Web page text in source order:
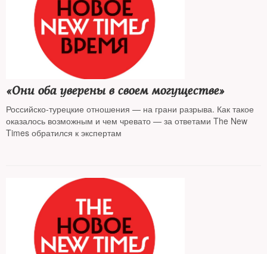
«Они оба уверены в своем могуществе»
Российско-турецкие отношения — на грани разрыва. Как такое
оказалось возможным и чем чревато — за ответами The New
Times обратился к экспертам